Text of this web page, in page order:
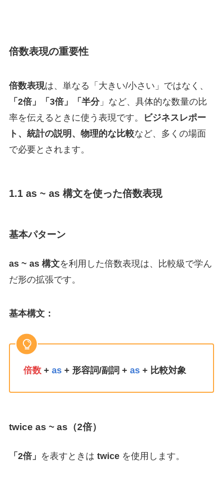
倍数表現の重要性
倍数表現は、単なる「大きい/小さい」ではなく、
「2倍」「3倍」「半分」など、具体的な数量の比
率を伝えるときに使う表現です。
ビジネスレポー
ト、統計の説明、物理的な比較など、多くの場面
で必要とされます。
1.1 as ~ as 構文を使った倍数表現
基本パターン
as ~ as 構文を利用した倍数表現は、比較級で学ん
だ形の拡張です。
基本構文：
倍数+ as+ 形容詞/副詞 + as+ 比較対象
twice as ~ as（2倍）
「2倍」 を表すときは twiceを使用します。